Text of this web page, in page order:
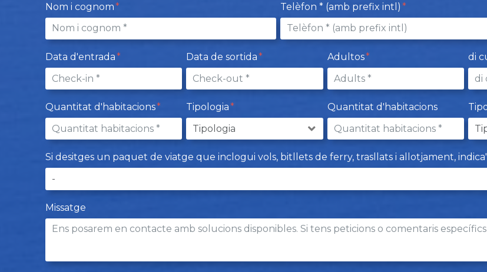
Nom i cognom Telèfon * (amb prefix intl)
Data d'entrada Data de sortida Adultos di
Quantitat d'habitacions Tipologia Quantitat d'habitacions
Si desitges un paquet de viatge que inclogui vols, bitllets de ferry, trasllats i allotjament,
Missatge